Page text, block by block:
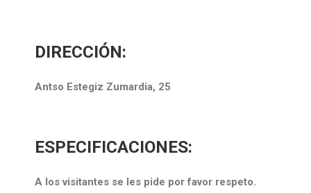
DIRECCIÓN:
Antso Estegiz Zumardia, 25
ESPECIFICACIONES:
A los visitantes se les pide por favor respeto.